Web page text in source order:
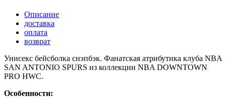
Описание
доставка
оплата
возврат
Унисекс бейсболка снэпбэк. Фанатская атрибутика клуба NBA
SAN ANTONIO SPURS из коллекции NBA DOWNTOWN
PRO HWC.
Особенности: